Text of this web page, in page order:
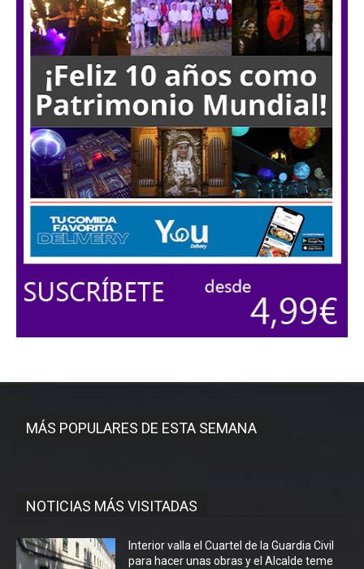
MÁS POPULARES DE ESTA SEMANA
NOTICIAS MÁS VISITADAS
Interior valla el Cuartel de la Guardia Civil
para hacer unas obras y el Alcalde teme